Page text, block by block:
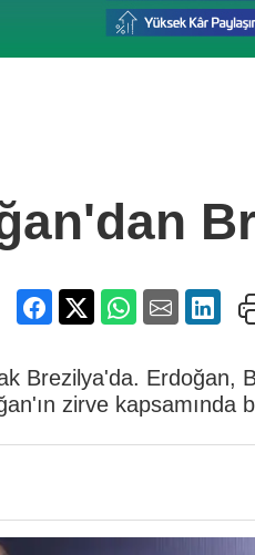
Brezilya'da. Erdoğan,
zirve kapsamında